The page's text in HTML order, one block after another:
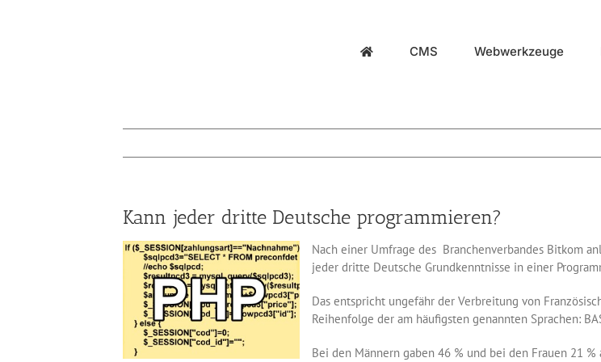
CMS Webwerkzeuge
Kann jeder dritte Deutsche programmieren?
Nach einer Umfrage des Branchenverbandes Bitkom
jeder dritte Deutsche Grundkenntnisse in einer
Das entspricht ungefähr der Verbreitung von
Reihenfolge der am häufigsten genannten Sprachen:
Bei den Männern gaben 46 % und bei den Frauen 21